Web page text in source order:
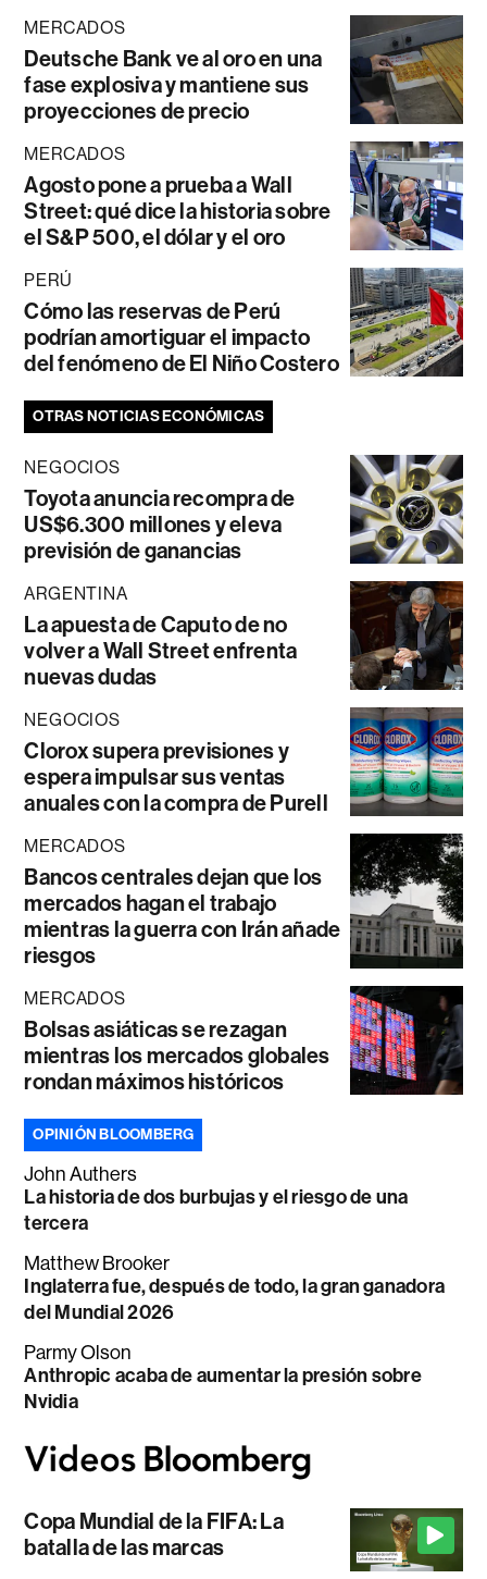
MERCADOS
Deutsche Bank ve al oro en una
fase explosiva y mantiene sus
proyecciones de precio
MERCADOS
Agosto pone a prueba a Wall
Street: qué dice la historia sobre
el S&P 500, el dólar y el oro
PERÚ
Cómo las reservas de Perú
podrían amortiguar el impacto
del fenómeno de El Niño Costero
OTRAS NOTICIAS ECONÓMICAS
NEGOCIOS
Toyota anuncia recompra de
US$6.300 millones y eleva
previsión de ganancias
ARGENTINA
La apuesta de Caputo de no
volver a Wall Street enfrenta
nuevas dudas
NEGOCIOS
Clorox supera previsiones y
espera impulsar sus ventas
anuales con la compra de Purell
MERCADOS
Bancos centrales dejan que los
mercados hagan el trabajo
mientras la guerra con Irán añade
riesgos
MERCADOS
Bolsas asiáticas se rezagan
mientras los mercados globales
rondan máximos históricos
OPINIÓN BLOOMBERG
John Authers
La historia de dos burbujas y el riesgo de una
tercera
Matthew Brooker
Inglaterra fue, después de todo, la gran ganadora
del Mundial 2026
Parmy Olson
Anthropic acaba de aumentar la presión sobre
Nvidia
Copa Mundial de la FIFA: La
batalla de las marcas